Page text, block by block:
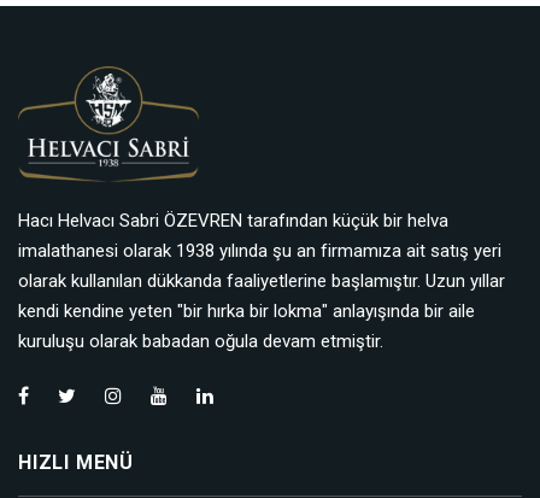
Hacı Helvacı Sabri ÖZEVREN tarafından küçük bir helva
imalathanesi olarak 1938 yılında şu an firmamıza ait satış yeri
olarak kullanılan dükkanda faaliyetlerine başlamıştır. Uzun yıllar
kendi kendine yeten "bir hırka bir lokma" anlayışında bir aile
kuruluşu olarak babadan oğula devam etmiştir.
HIZLI MENÜ